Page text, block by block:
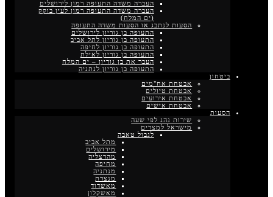
העברה משדה התעופה רמון לירושלים
העברה משדה התעופה רמון לעין בוקק
(ים המלח)
הסעות לנתבג או הסעות משדה התעופה
התעופה בן גוריון לירושלים
התעופה בן גוריון לתל אביב
התעופה בן גוריון לחיפה
התעופה בן גוריון לאילת
העבר את בן גוריון – ים המלח
התעופה בן גוריון לנתניה
ביטחון
אבטחת אח"מים
אבטחת טיולים
אבטחת אירועים
אבטחת אישים
הסעות
שירות נהג לפי שעה
מישראל למצרים
לגבול טאבה
מתל אביב
מירושלים
מהרצליה
מחיפה
מנתניה
מנצרת
מאשדוד
מאשקלון